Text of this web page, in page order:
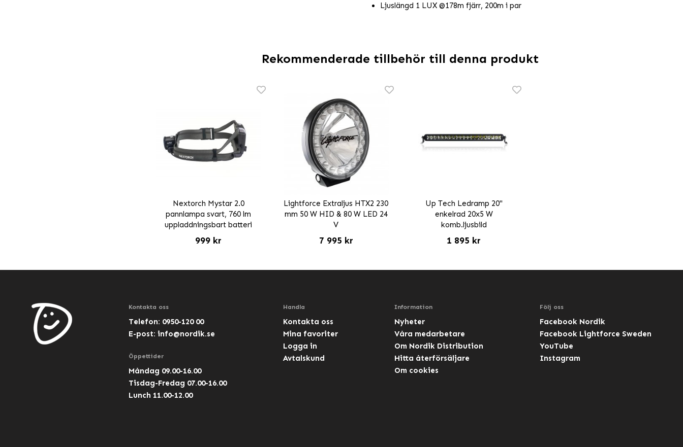
Ljuslängd 1 LUX @178m fjärr, 200m i par
Rekommenderade tillbehör till denna produkt
Nextorch Mystar 2.0
pannlampa svart, 760 lm
uppladdningsbart batteri
999 kr
Lightforce Extraljus HTX2 230
mm 50 W HID & 80 W LED 24
V
7 995 kr
Up Tech Ledramp 20"
enkelrad 20x5 W
komb.ljusbild
1 895 kr
Kontakta oss
Telefon: 0950-120 00
E-post: info@nordik.se
Öppettider
Måndag 09.00-16.00
Tisdag-Fredag 07.00-16.00
Lunch 11.00-12.00
Handla
Kontakta oss
Mina favoriter
Logga in
Avtalskund
Information
Nyheter
Våra medarbetare
Om Nordik Distribution
Hitta återförsäljare
Om cookies
Följ oss
Facebook Nordik
Facebook Lightforce Sweden
YouTube
Instagram